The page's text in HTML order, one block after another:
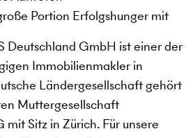
Portion Erfolgshunger mit
Deutschland GmbH ist einer der
Immobilienmakler in
Ländergesellschaft gehört
Muttergesellschaft
mit Sitz in Zürich. Für unsere